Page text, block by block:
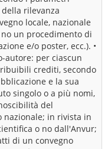
rilevanza
locale, nazionale
un procedimento di
e/o poster, ecc.). •
autore: per ciascun
crediti, secondo
e la sua
singolo o a più nomi,
del
in rivista in
o no dall'Anvur;
di un convegno